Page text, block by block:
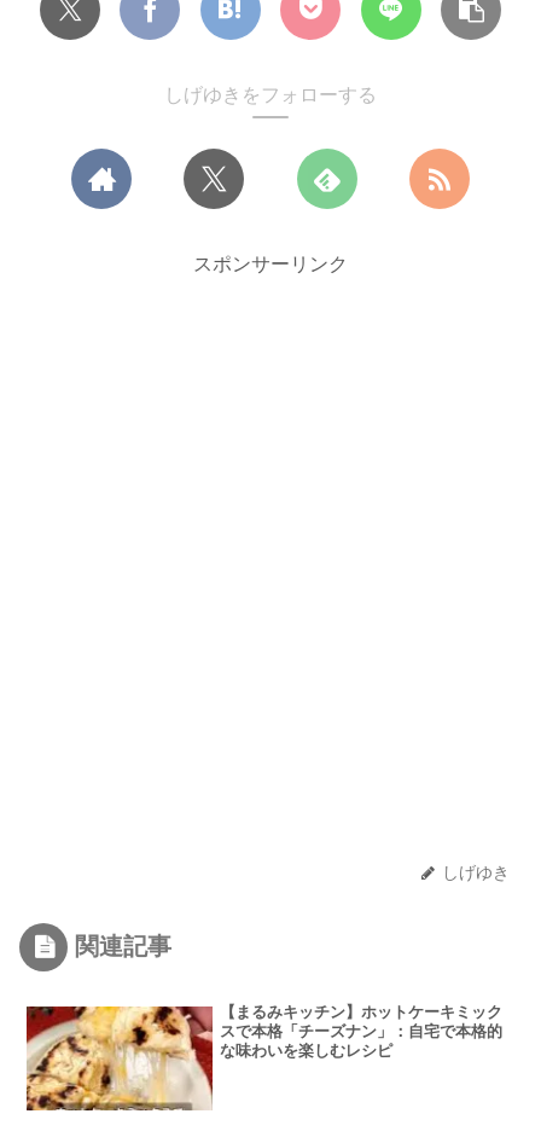
しげゆきをフォローする
スポンサーリンク
しげゆき
関連記事
【まるみキッチン】ホットケーキミック
スで本格「チーズナン」：自宅で本格的
な味わいを楽しむレシピ